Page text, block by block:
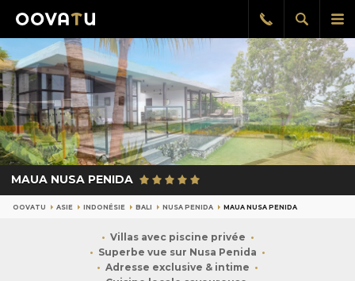
le
Afficher
la
Rappel
gratuit
MAUA NUSA PENIDA
OOVATU ASIE INDONÉSIE BALI NUSA PENIDA MAUA NUSA PENIDA
Villas avec piscine privée
Superbe vue sur Nusa Penida
Adresse exclusive & intime